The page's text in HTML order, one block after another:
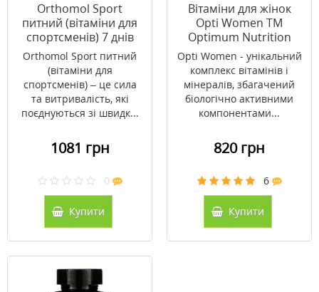
Orthomol Sport
питний (вітаміни для
спортсменів) 7 днів
Orthomol Sport питний
(вітаміни для
спортсменів) – це сила
та витривалість, які
поєднуються зі швидк...
1081 грн
0
Купити
Вітаміни для жінок
Opti Women ТМ
Optimum Nutrition
капсули №60
Opti Women - унікальний
комплекс вітамінів і
мінералів, збагачений
біологічно активними
компонентами...
820 грн
6
Купити